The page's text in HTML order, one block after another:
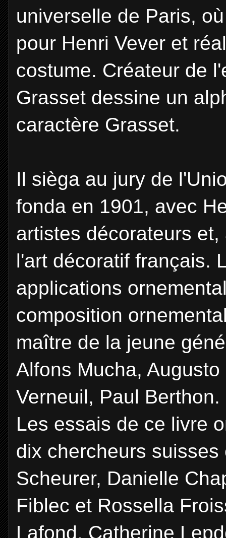
universelle de Paris,
pour Henri Vever et
costume. Créateur de
Grasset dessine un
caractère Grasset.
Il sièga au jury de
fonda en 1901, avec
artistes décorateurs
l'art décoratif français.
applications
composition
maître de la jeune
Alfons Mucha,
Verneuil, Paul Berthon.
Les essais de ce livre
dix chercheurs
Scheurer, Danielle
Fiblec et Rossella
Lafond, Catherine